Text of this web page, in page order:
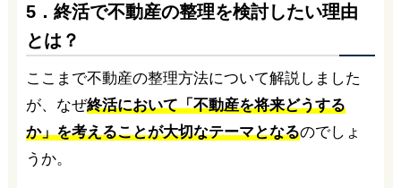
5．終活で不動産の整理を検討したい理由
とは？
ここまで不動産の整理方法について解説しました
が、なぜ終活において「不動産を将来どうする
か」を考えることが大切なテーマとなるのでしょ
うか。